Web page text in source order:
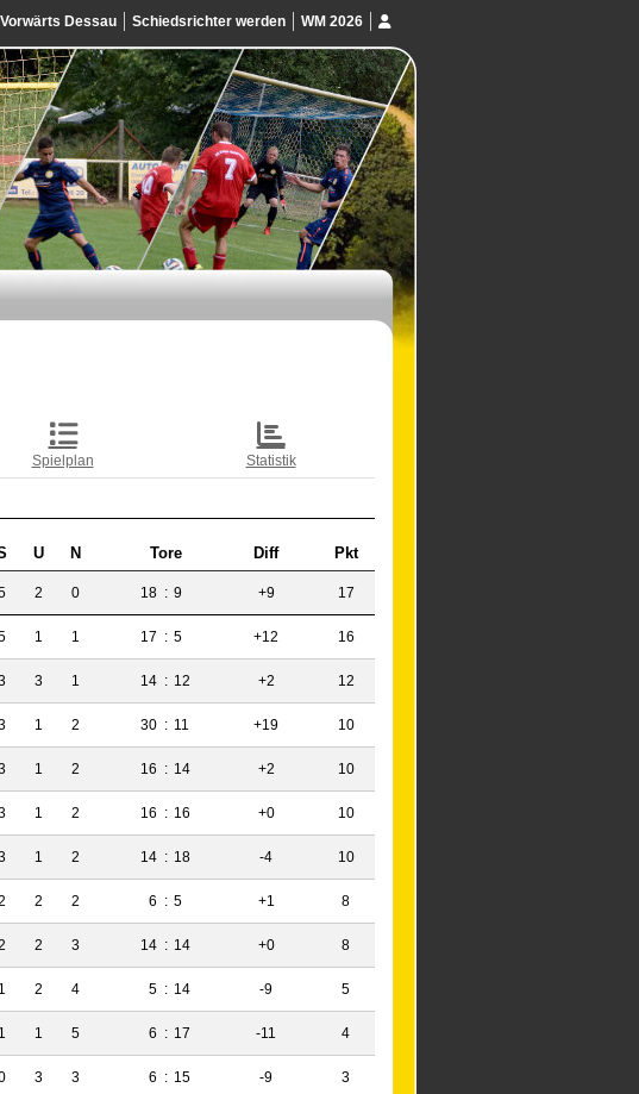
Dessau Schiedsrichter werden WM 2026
Spielplan Statistik
U N Tore Diff Pkt
2 0 18 : 9 +9 17
1 1 17 : 5 +12 16
3 1 14 : 12 +2 12
1 2 30 : 11 +19 10
1 2 16 : 14 +2 10
1 2 16 : 16 +0 10
1 2 14 : 18 -4 10
2 2 6 : 5 +1 8
2 3 14 : 14 +0 8
1 2 4 5 : 14 -9 5
1 1 5 6 : 17 -11 4
3 3 6 : 15 -9 3